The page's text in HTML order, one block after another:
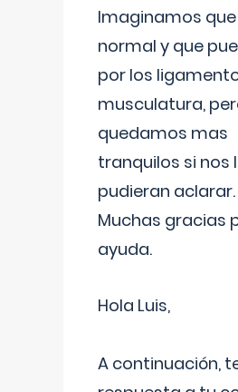
Imaginamos
normal y que
por los
musculatura,
quedamos mas
tranquilos si nos
pudieran aclarar.
Muchas gracias
ayuda.
Hola Luis,
A continuación,